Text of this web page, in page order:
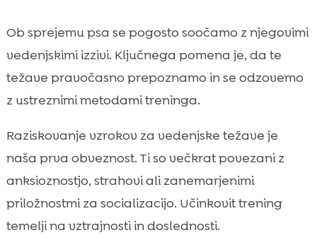
Ob sprejemu psa se pogosto soočamo z njegovimi
vedenjskimi izzivi. Ključnega pomena je, da te
težave pravočasno prepoznamo in se odzovemo
z ustreznimi metodami treninga.
Raziskovanje vzrokov za vedenjske težave je
naša prva obveznost. Ti so večkrat povezani z
anksioznostjo, strahovi ali zanemarjenimi
priložnostmi za socializacijo. Učinkovit trening
temelji na vztrajnosti in doslednosti.